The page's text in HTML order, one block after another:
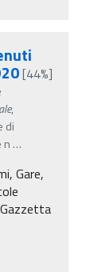
[44%]
,
di
n …
Gare,